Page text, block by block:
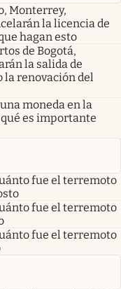
Monterrey,
la licencia de
hagan esto
de Bogotá,
la salida de
la renovación del
moneda en la
es importante
fue el terremoto
fue el terremoto
fue el terremoto